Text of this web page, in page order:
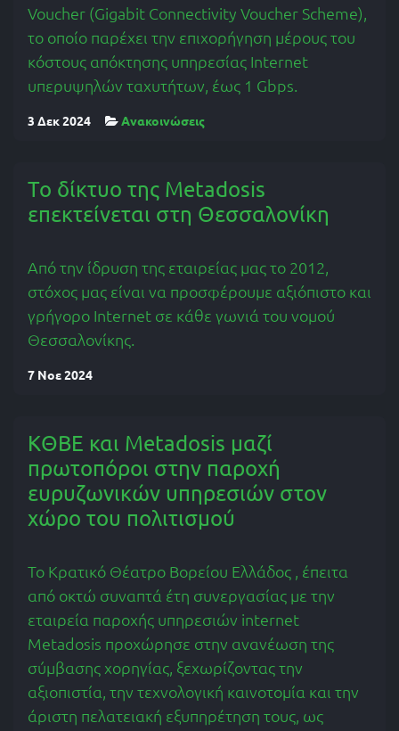
Voucher (Gigabit Connectivity Voucher Scheme),
το οποίο παρέχει την επιχορήγηση μέρους του
κόστους απόκτησης υπηρεσίας Internet
υπερυψηλών ταχυτήτων, έως 1 Gbps.
3 Δεκ 2024 Ανακοινώσεις
Το δίκτυο της Metadosis
επεκτείνεται στη Θεσσαλονίκη
Από την ίδρυση της εταιρείας μας το 2012,
στόχος μας είναι να προσφέρουμε αξιόπιστο και
γρήγορο Internet σε κάθε γωνιά του νομού
Θεσσαλονίκης.
7 Νοε 2024
ΚΘΒΕ και Metadosis μαζί
πρωτοπόροι στην παροχή
ευρυζωνικών υπηρεσιών στον
χώρο του πολιτισμού
Το Κρατικό Θέατρο Βορείου Ελλάδος , έπειτα
από οκτώ συναπτά έτη συνεργασίας με την
εταιρεία παροχής υπηρεσιών internet
Metadosis προχώρησε στην ανανέωση της
σύμβασης χορηγίας, ξεχωρίζοντας την
αξιοπιστία, την τεχνολογική καινοτομία και την
άριστη πελατειακή εξυπηρέτηση τους, ως